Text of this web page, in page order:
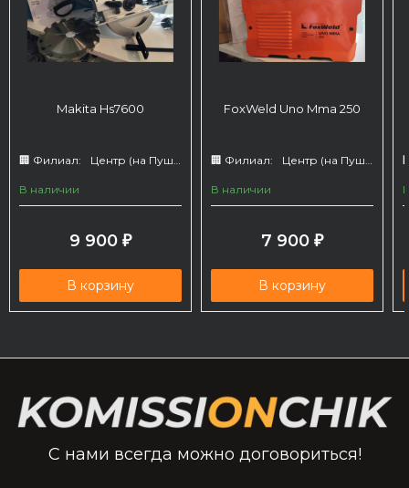
Makita Hs7600
🏢 Филиал: Центр (на Пушкина 66)
В наличии
9 900 ₽
В корзину
FoxWeld Uno Mma 250
🏢 Филиал: Центр (на Пушкина 66)
В наличии
7 900 ₽
В корзину
С нами всегда можно договориться!